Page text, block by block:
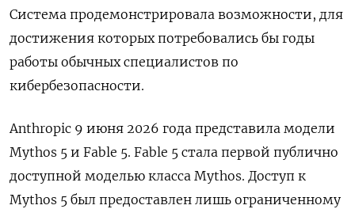
Система продемонстрировала возможности, для
достижения которых потребовались бы годы
работы обычных специалистов по
кибербезопасности.
Anthropic 9 июня 2026 года представила модели
Mythos 5 и Fable 5. Fable 5 стала первой публично
доступной моделью класса Mythos. Доступ к
Mythos 5 был предоставлен лишь ограниченному